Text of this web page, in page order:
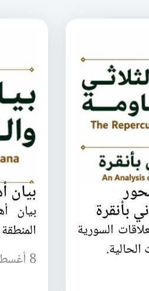
بأنقرة
السورية
بيان
بيان
8 أغسطس 2026